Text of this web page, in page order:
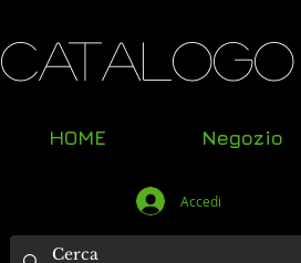
Catalogo
HOME Negozio
Accedi